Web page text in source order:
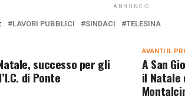
ANNUNCIO
LAVORI PUBBLICI SINDACI TELESINA
AVANTI IL
A San
il Natale
successo per gli
di Ponte